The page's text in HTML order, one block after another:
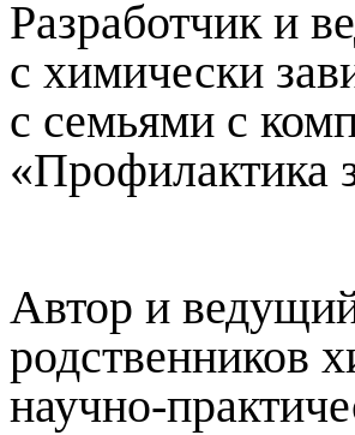
Разработчик и
с химически
с семьями с
«Профилактика
Автор и
родственников
научно-